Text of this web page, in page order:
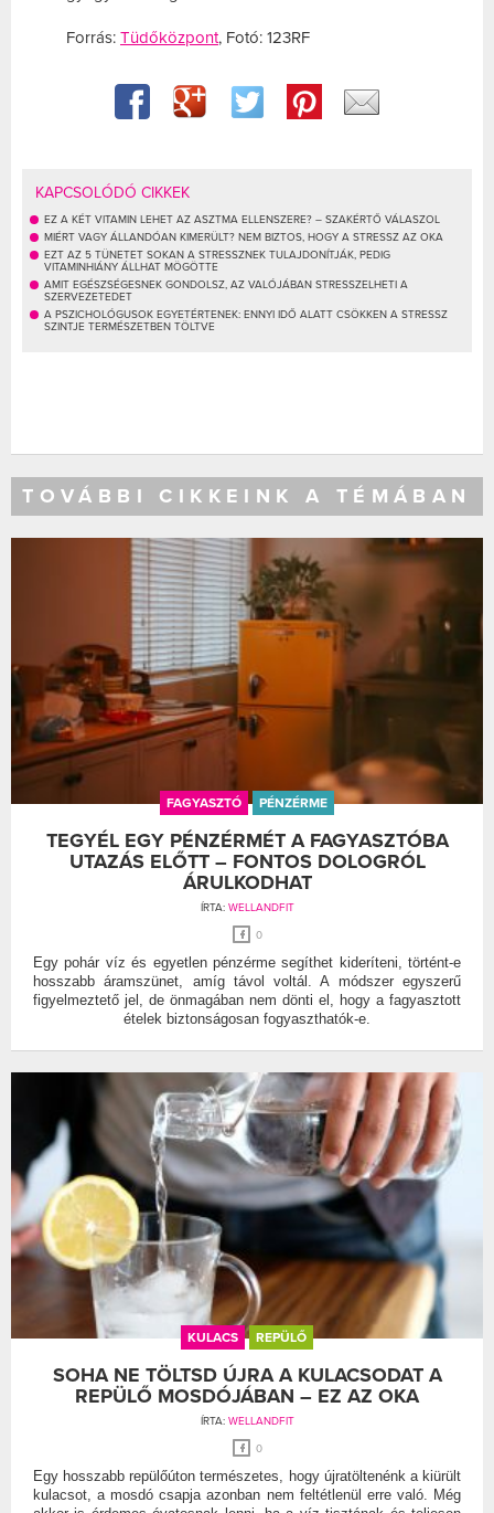
Forrás: Tüdőközpont, Fotó: 123RF
KAPCSOLÓDÓ CIKKEK
EZ A KÉT VITAMIN LEHET AZ ASZTMA ELLENSZERE? – SZAKÉRTŐ VÁLASZOL
MIÉRT VAGY ÁLLANDÓAN KIMERÜLT? NEM BIZTOS, HOGY A STRESSZ AZ OKA
EZT AZ 5 TÜNETET SOKAN A STRESSZNEK TULAJDONÍTJÁK, PEDIG
VITAMINHIÁNY ÁLLHAT MÖGÖTTE
AMIT EGÉSZSÉGESNEK GONDOLSZ, AZ VALÓJÁBAN STRESSZELHETI A
SZERVEZETEDET
A PSZICHOLÓGUSOK EGYETÉRTENEK: ENNYI IDŐ ALATT CSÖKKEN A STRESSZ
SZINTJE TERMÉSZETBEN TÖLTVE
TOVÁBBI CIKKEINK A TÉMÁBAN
FAGYASZTÓ PÉNZÉRME
TEGYÉL EGY PÉNZÉRMÉT A FAGYASZTÓBA
UTAZÁS ELŐTT – FONTOS DOLOGRÓL
ÁRULKODHAT
ÍRTA: WELLANDFIT
0
Egy pohár víz és egyetlen pénzérme segíthet kideríteni, történt-e
hosszabb áramszünet, amíg távol voltál. A módszer egyszerű
figyelmeztető jel, de önmagában nem dönti el, hogy a fagyasztott
ételek biztonságosan fogyaszthatók-e.
KULACS REPÜLŐ
SOHA NE TÖLTSD ÚJRA A KULACSODAT A
REPÜLŐ MOSDÓJÁBAN – EZ AZ OKA
ÍRTA: WELLANDFIT
0
Egy hosszabb repülőúton természetes, hogy újratöltenénk a kiürült
kulacsot, a mosdó csapja azonban nem feltétlenül erre való. Még